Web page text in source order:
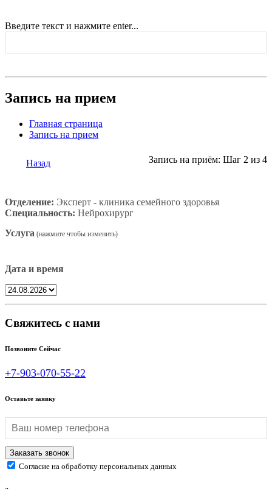
Введите текст и нажмите enter...
Запись на прием
Главная страница
Запись на прием
Назад Запись на приём: Шаг 2 из 4
Отделение: Эксперт - клиника семейного здоровья
Специальность: Нейрохирург
Услуга
Дата и время
Свяжитесь с нами
Позвоните Сейчас
+7-903-070-55-22
Оставьте заявку
Согласие на обработку персональных данных